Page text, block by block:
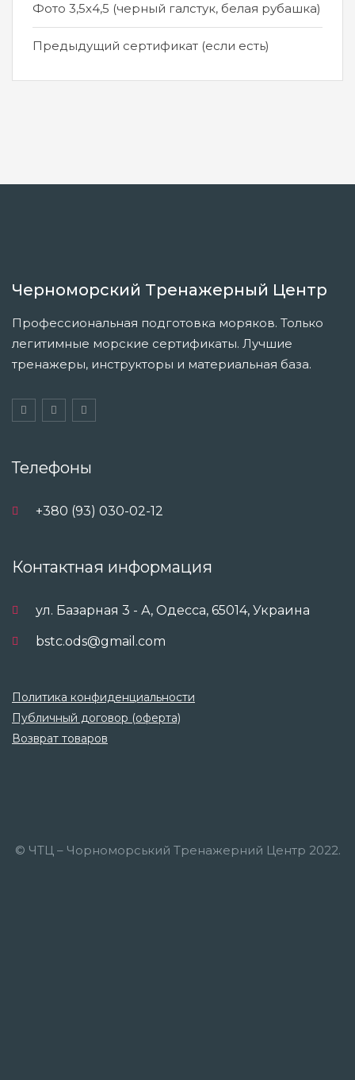
Фото 3,5х4,5 (черный галстук, белая рубашка)
Предыдущий сертификат (если есть)
Черноморский Тренажерный Центр
Профессиональная подготовка моряков. Только
легитимные морские сертификаты. Лучшие
тренажеры, инструкторы и материальная база.
Телефоны
+380 (93) 030-02-12
Контактная информация
ул. Базарная 3 - А, Одесса, 65014, Украина
bstc.ods@gmail.com
Политика конфиденциальности
Публичный договор (оферта)
Возврат товаров
© ЧТЦ – Чорноморський Тренажерний Центр 2022.